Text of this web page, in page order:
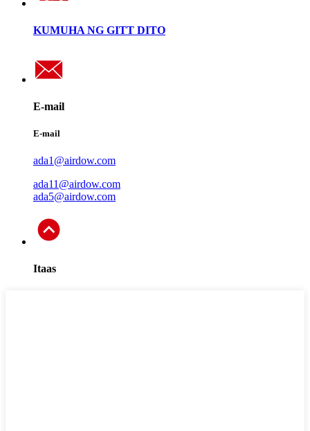
KUMUHA NG GITT DITO
E-mail
E-mail
ada1@airdow.com
ada11@airdow.com
ada5@airdow.com
Itaas